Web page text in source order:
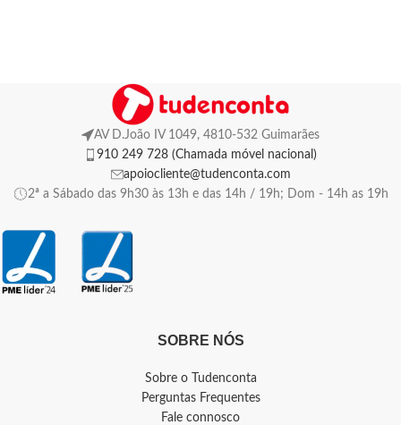
AV D.João IV 1049, 4810-532 Guimarães
910 249 728 (Chamada móvel nacional)
apoiocliente@tudenconta.com
2ª a Sábado das 9h30 às 13h e das 14h / 19h; Dom - 14h as 19h
SOBRE NÓS
Sobre o Tudenconta
Perguntas Frequentes
Fale connosco